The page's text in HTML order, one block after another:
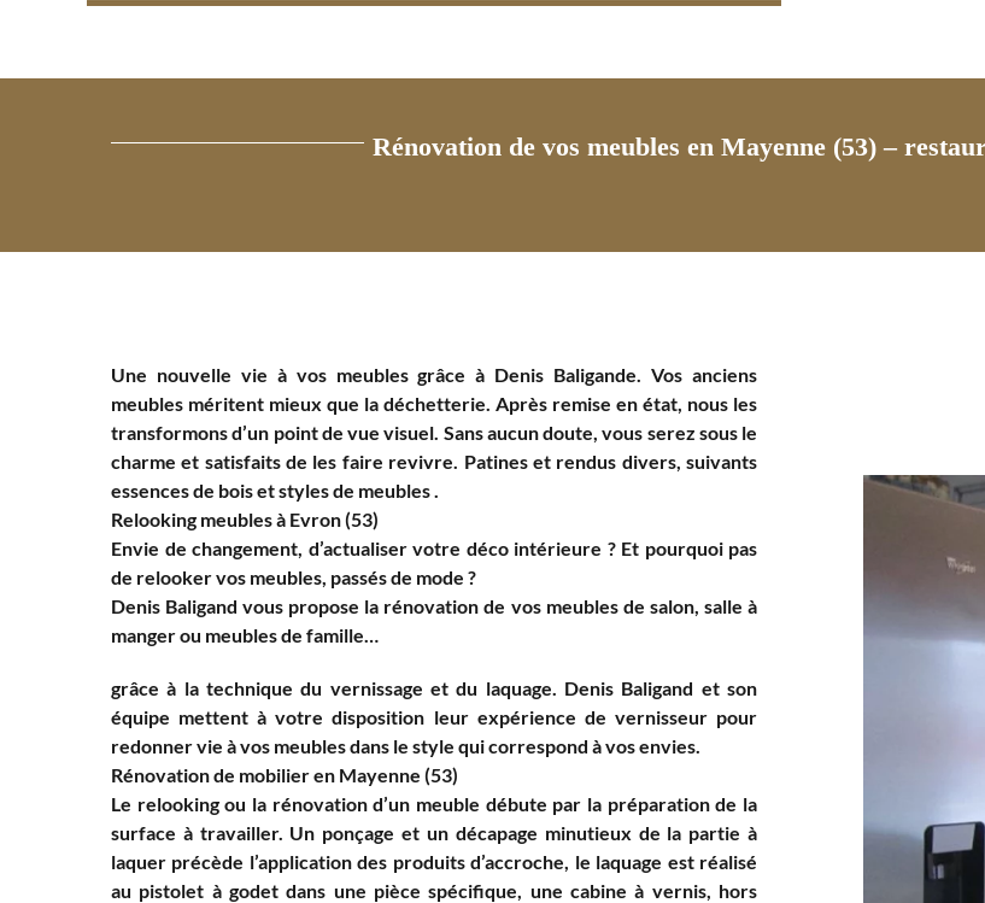
Rénovation de vos meubles en Mayenne (53) –
Une nouvelle vie à vos meubles grâce à Denis Baligande. Vos anciens
meubles méritent mieux que la déchetterie. Après remise en état, nous les
transformons d’un point de vue visuel. Sans aucun doute, vous serez sous le
charme et satisfaits de les faire revivre. Patines et rendus divers, suivants
essences de bois et styles de meubles .
Relooking meubles à Evron (53)
Envie de changement, d’actualiser votre déco intérieure ? Et pourquoi pas
de relooker vos meubles, passés de mode ?
Denis Baligand vous propose la rénovation de vos meubles de salon, salle à
manger ou meubles de famille…
grâce à la technique du vernissage et du laquage. Denis Baligand et son
équipe mettent à votre disposition leur expérience de vernisseur pour
redonner vie à vos meubles dans le style qui correspond à vos envies.
Rénovation de mobilier en Mayenne (53)
Le relooking ou la rénovation d’un meuble débute par la préparation de la
surface à travailler. Un ponçage et un décapage minutieux de la partie à
laquer précède l’application des produits d’accroche, le laquage est réalisé
au pistolet à godet dans une pièce spécifique, une cabine à vernis, hors